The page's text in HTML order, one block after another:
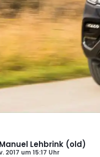
Manuel Lehbrink (old)
2017 um15:17 Uhr